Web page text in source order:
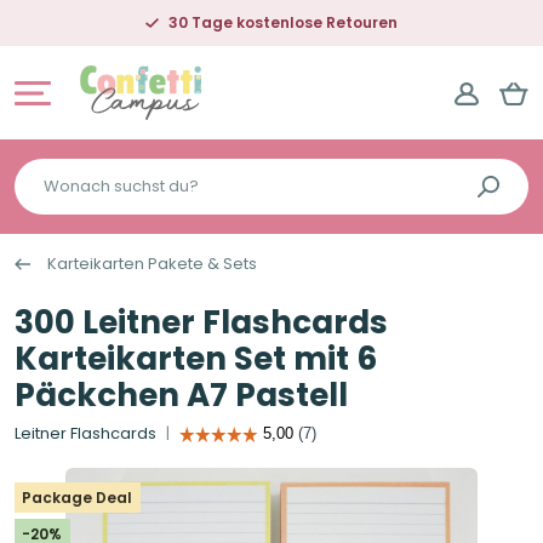
30 Tage kostenlose Retouren
Wonach
suchst
du?
Karteikarten Pakete & Sets
300 Leitner Flashcards
Karteikarten Set mit 6
Päckchen A7 Pastell
Leitner Flashcards
Package Deal
-20%